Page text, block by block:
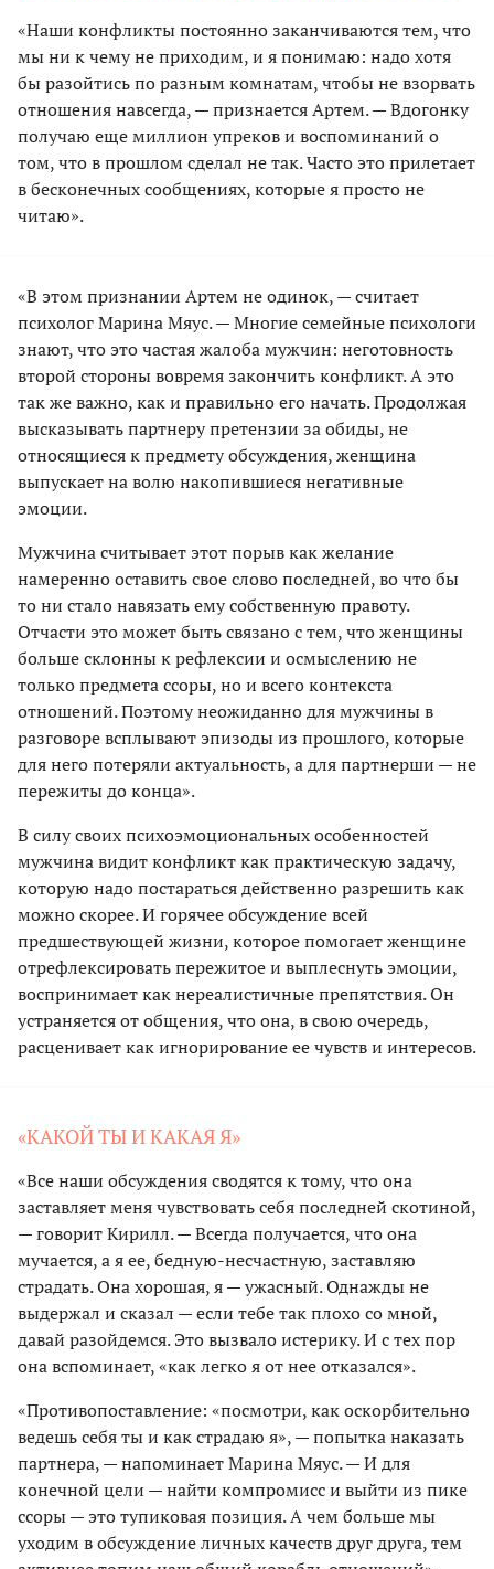
«Наши конфликты постоянно заканчиваются тем, что
мы ни к чему не приходим, и я понимаю: надо хотя
бы разойтись по разным комнатам, чтобы не взорвать
отношения навсегда, — признается Артем. — Вдогонку
получаю еще миллион упреков и воспоминаний о
том, что в прошлом сделал не так. Часто это прилетает
в бесконечных сообщениях, которые я просто не
читаю».
«В этом признании Артем не одинок, — считает
психолог Марина Мяус. — Многие семейные психологи
знают, что это частая жалоба мужчин: неготовность
второй стороны вовремя закончить конфликт. А это
так же важно, как и правильно его начать. Продолжая
высказывать партнеру претензии за обиды, не
относящиеся к предмету обсуждения, женщина
выпускает на волю накопившиеся негативные
эмоции.
Мужчина считывает этот порыв как желание
намеренно оставить свое слово последней, во что бы
то ни стало навязать ему собственную правоту.
Отчасти это может быть связано с тем, что женщины
больше склонны к рефлексии и осмыслению не
только предмета ссоры, но и всего контекста
отношений. Поэтому неожиданно для мужчины в
разговоре всплывают эпизоды из прошлого, которые
для него потеряли актуальность, а для партнерши — не
пережиты до конца».
В силу своих психоэмоциональных особенностей
мужчина видит конфликт как практическую задачу,
которую надо постараться действенно разрешить как
можно скорее. И горячее обсуждение всей
предшествующей жизни, которое помогает женщине
отрефлексировать пережитое и выплеснуть эмоции,
воспринимает как нереалистичные препятствия. Он
устраняется от общения, что она, в свою очередь,
расценивает как игнорирование ее чувств и интересов.
«КАКОЙ ТЫ И КАКАЯ Я»
«Все наши обсуждения сводятся к тому, что она
заставляет меня чувствовать себя последней скотиной,
— говорит Кирилл. — Всегда получается, что она
мучается, а я ее, бедную-несчастную, заставляю
страдать. Она хорошая, я — ужасный. Однажды не
выдержал и сказал — если тебе так плохо со мной,
давай разойдемся. Это вызвало истерику. И с тех пор
она вспоминает, «как легко я от нее отказался».
«Противопоставление: «посмотри, как оскорбительно
ведешь себя ты и как страдаю я», — попытка наказать
партнера, — напоминает Марина Мяус. — И для
конечной цели — найти компромисс и выйти из пике
ссоры — это тупиковая позиция. А чем больше мы
уходим в обсуждение личных качеств друг друга, тем